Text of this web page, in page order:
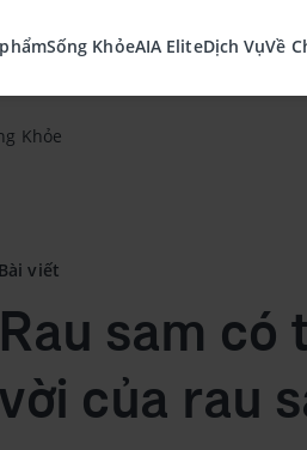
Sống KhỏeAIA EliteDịch VụVề
Khỏe
Bài viết
Rau sam có
vời của rau